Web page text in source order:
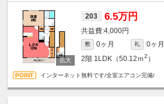
203 6.5万円
4,000円
敷 0ヶ月 礼
0ヶ月
2階 1LDK（50.12ｍ2 ）
インターネット無料です/全室エアコン完備/